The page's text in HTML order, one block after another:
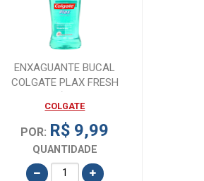
ENXAGUANTE BUCAL
COLGATE PLAX FRESH
COLGATE
POR: R$ 9,99
QUANTIDADE